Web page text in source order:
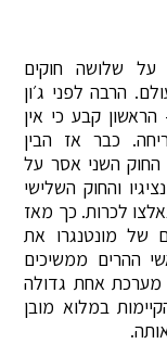
על שלושה חוקים
הרבה לפני ג׳ון
קבע כי אין
כבר אז הבין
השני אסר על
והחוק השלישי
לכרות. כך מאז
של מונטנגרו את
ההרים ממשיכים
מערכת אחת גדולה
במלוא מובן